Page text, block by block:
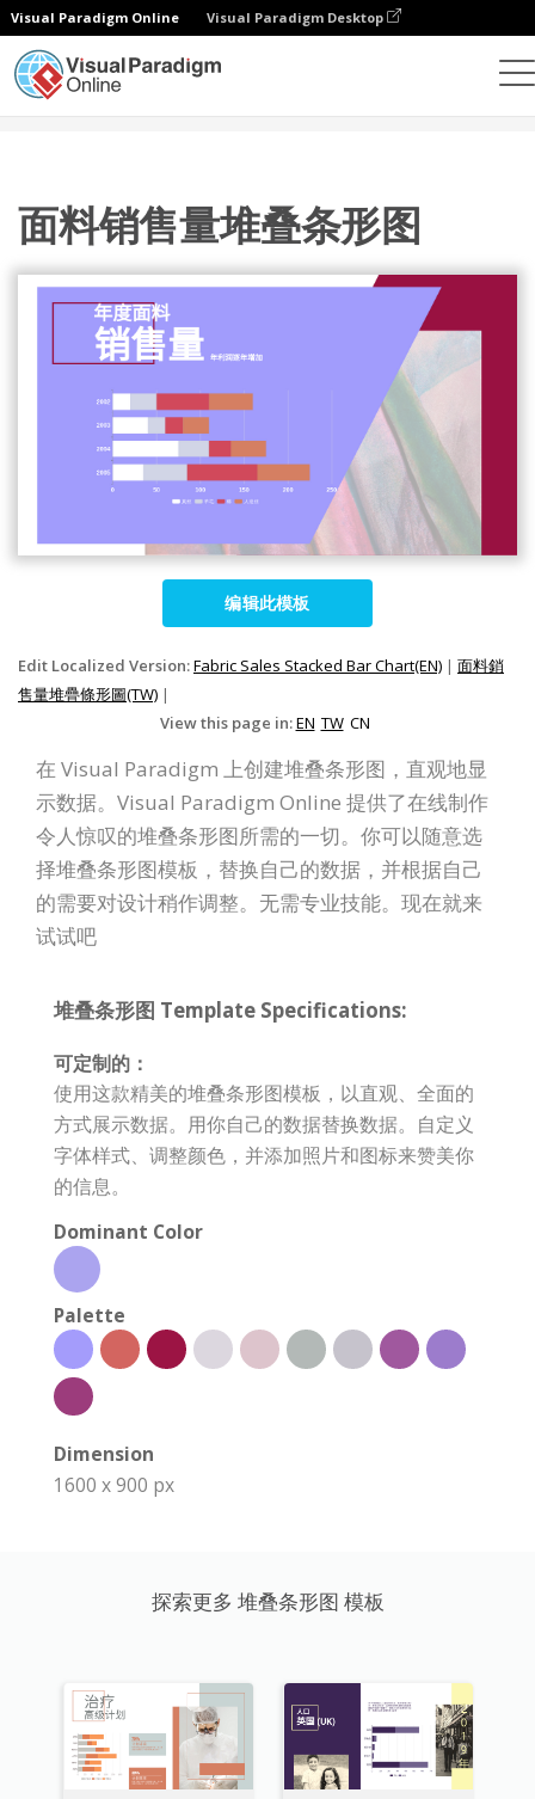
Visual Paradigm Online Visual Paradigm Desktop
面料销售量堆叠条形图
编辑此模板
Edit Localized Version:Fabric Sales Stacked Bar Chart(EN) | 面料銷
售量堆疊條形圖(TW) |
View this page in:EN TW CN
在 Visual Paradigm 上创建堆叠条形图，直观地显
示数据。Visual Paradigm Online 提供了在线制作
令人惊叹的堆叠条形图所需的一切。你可以随意选
择堆叠条形图模板，替换自己的数据，并根据自己
的需要对设计稍作调整。无需专业技能。现在就来
试试吧
堆叠条形图 Template Specifications:
可定制的：
使用这款精美的堆叠条形图模板，以直观、全面的
方式展示数据。用你自己的数据替换数据。自定义
字体样式、调整颜色，并添加照片和图标来赞美你
的信息。
Dominant Color
Palette
Dimension
1600 x 900 px
探索更多 堆叠条形图 模板